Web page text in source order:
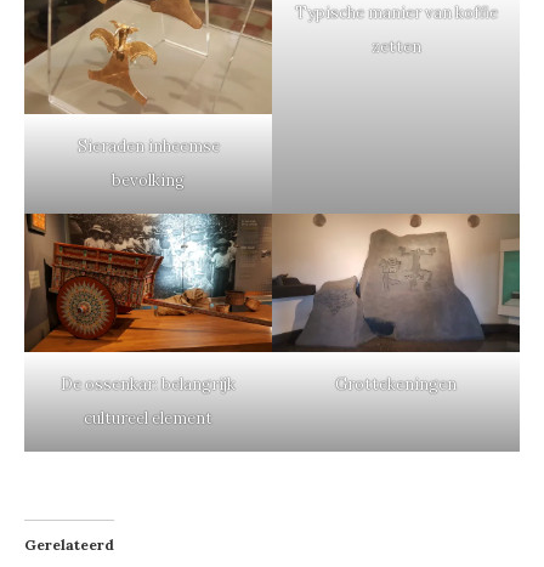
Sieraden inheemse
bevolking
Typische manier van koffie
zetten
De ossenkar: belangrijk
cultureel element
Grottekeningen
Gerelateerd